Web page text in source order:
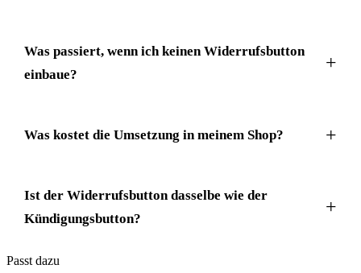
Was passiert, wenn ich keinen Widerrufsbutton
einbaue?
Was kostet die Umsetzung in meinem Shop?
Ist der Widerrufsbutton dasselbe wie der
Kündigungsbutton?
Passt dazu